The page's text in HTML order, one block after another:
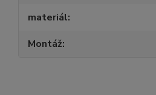
materiál
Montáž